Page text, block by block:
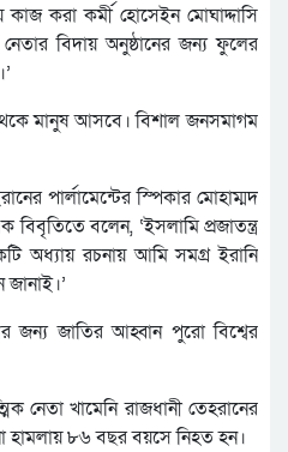
কাজ করা কর্মী হোসেইন মোঘাদ্দাসি
বিদায় অনুষ্ঠানের জন্য ফুলের
থেকে মানুষ আসবে। বিশাল জনসমাগম
পার্লামেন্টের স্পিকার মোহাম্মদ
বলেন, ‘ইসলামি প্রজাতন্ত্র
অধ্যায় রচনায় আমি সমগ্র ইরানি
জন্য জাতির আহ্বান পুরো বিশ্বের
নেতা খামেনি রাজধানী তেহরানের
হামলায় ৮৬ বছর বয়সে নিহত হন।